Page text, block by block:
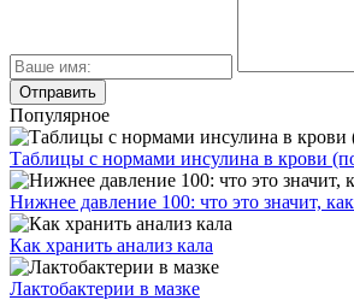
Популярное
Таблицы с нормами инсулина в крови
Нижнее давление 100: что это значит,
Как хранить анализ кала
Лактобактерии в мазке